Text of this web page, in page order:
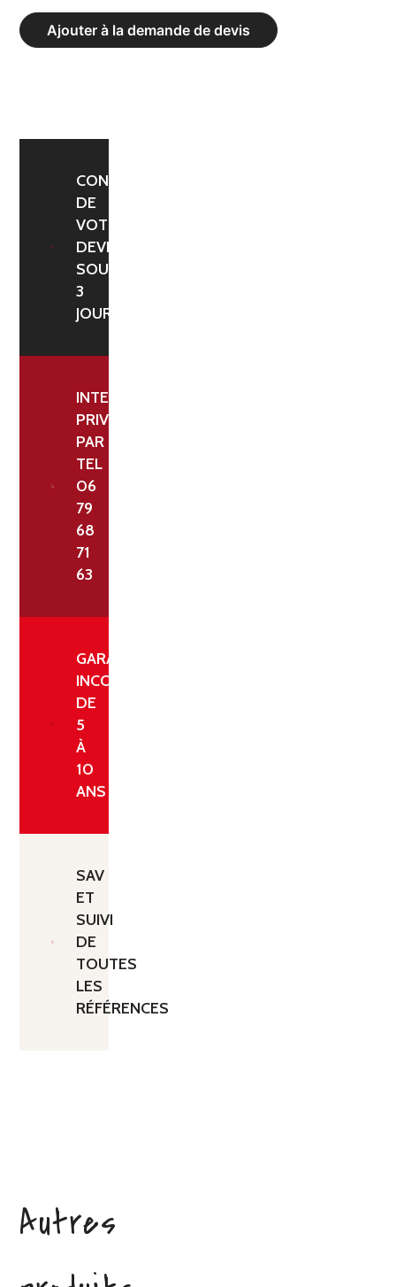
Ajouter à la demande de devis
BUMPER
COMPÉTITION
CONFIRMATION
DE
VOTRE
DEVIS
SOUS
3
JOURS
INTERLOCUTEUR
PRIVILÉGIÉ
PAR
TEL
06
79
68
71
63
GARANTIE
INCONDITIONNELLE
DE
5
À
10
ANS
SAV
ET
SUIVI
DE
TOUTES
LES
RÉFÉRENCES
Autres